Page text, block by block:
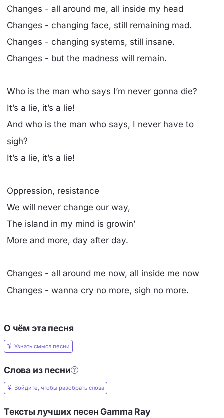
Changes - all around me, all inside my head
Changes - changing face, still remaining mad.
Changes - changing systems, still insane.
Changes - but the madness will remain.
Who is the man who says I’m never gonna die?
It’s a lie, it’s a lie!
And who is the man who says, I never have to
sigh?
It’s a lie, it’s a lie!
Oppression, resistance
We will never change our way,
The island in my mind is growin’
More and more, day after day.
Changes - all around me now, all inside me now
Changes - wanna cry no more, sigh no more.
О чём эта песня
Узнать смысл песни
Слова из песни
Войдите, чтобы разобрать слова
Тексты лучших песен Gamma Ray